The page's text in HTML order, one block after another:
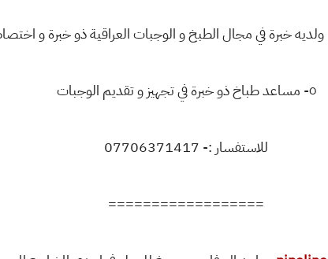
٥- مساعد طباخ ذو خبرة في تجهيز و تقديم الوجبات
للاستفسار :- 07706371417
==================